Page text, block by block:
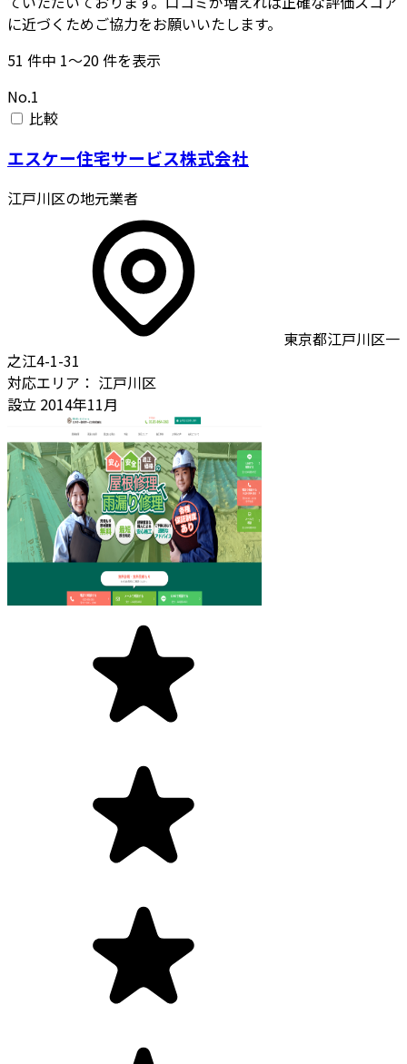
に近づくためご協力をお願いいたします。
51 件中 1〜20件を表示
No.1
比較
エスケー住宅サービス株式会社
江戸川区の地元業者
東京都江戸川区一
之江4-1-31
対応エリア： 江戸川区
設立 2014年11月